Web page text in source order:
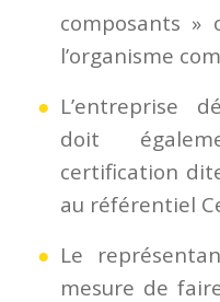
composants »
l’organisme
L’entreprise
doit
certification
au référentiel
Le
mesure de